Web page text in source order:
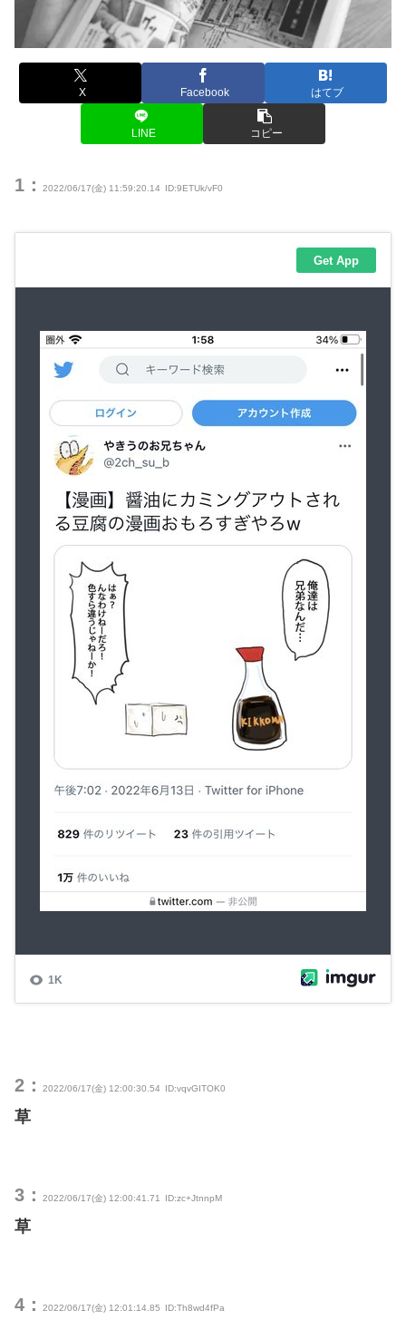
X Facebook はてブ
LINE コピー
1： 2022/06/17(金) 11:59:20.14 ID:9ETUk/vF0
2： 2022/06/17(金) 12:00:30.54 ID:vqvGITOK0
草
3： 2022/06/17(金) 12:00:41.71 ID:zc+JtnnpM
草
4： 2022/06/17(金) 12:01:14.85 ID:Th8wd4fPa